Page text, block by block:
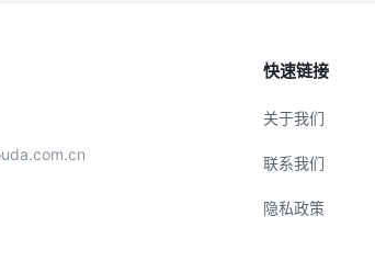
快速链接
关于我们
联系我们
隐私政策